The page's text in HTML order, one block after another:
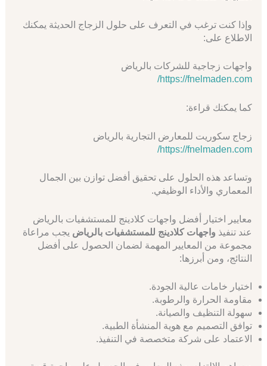
وإذا كنت ترغب في التعرف على حلول الزجاج الحديثة يمكنك
الاطلاع على:
واجهات زجاجية للشركات بالرياض
https://fnelmaden.com/
كما يمكنك قراءة:
زجاج سكوريت للمعارض التجارية بالرياض
https://fnelmaden.com/
وتساعد هذه الحلول على تحقيق أفضل توازن بين الجمال
المعماري والأداء الوظيفي.
معايير اختيار أفضل واجهات كلادينج للمستشفيات بالرياض
عند تنفيذ واجهات كلادينج للمستشفيات بالرياض يجب مراعاة
مجموعة من المعايير المهمة لضمان الحصول على أفضل
النتائج، ومن أبرزها:
اختيار خامات عالية الجودة.
مقاومة الحرارة والرطوبة.
سهولة التنظيف والصيانة.
توافق التصميم مع هوية المنشأة الطبية.
الاعتماد على شركة متخصصة في التنفيذ.